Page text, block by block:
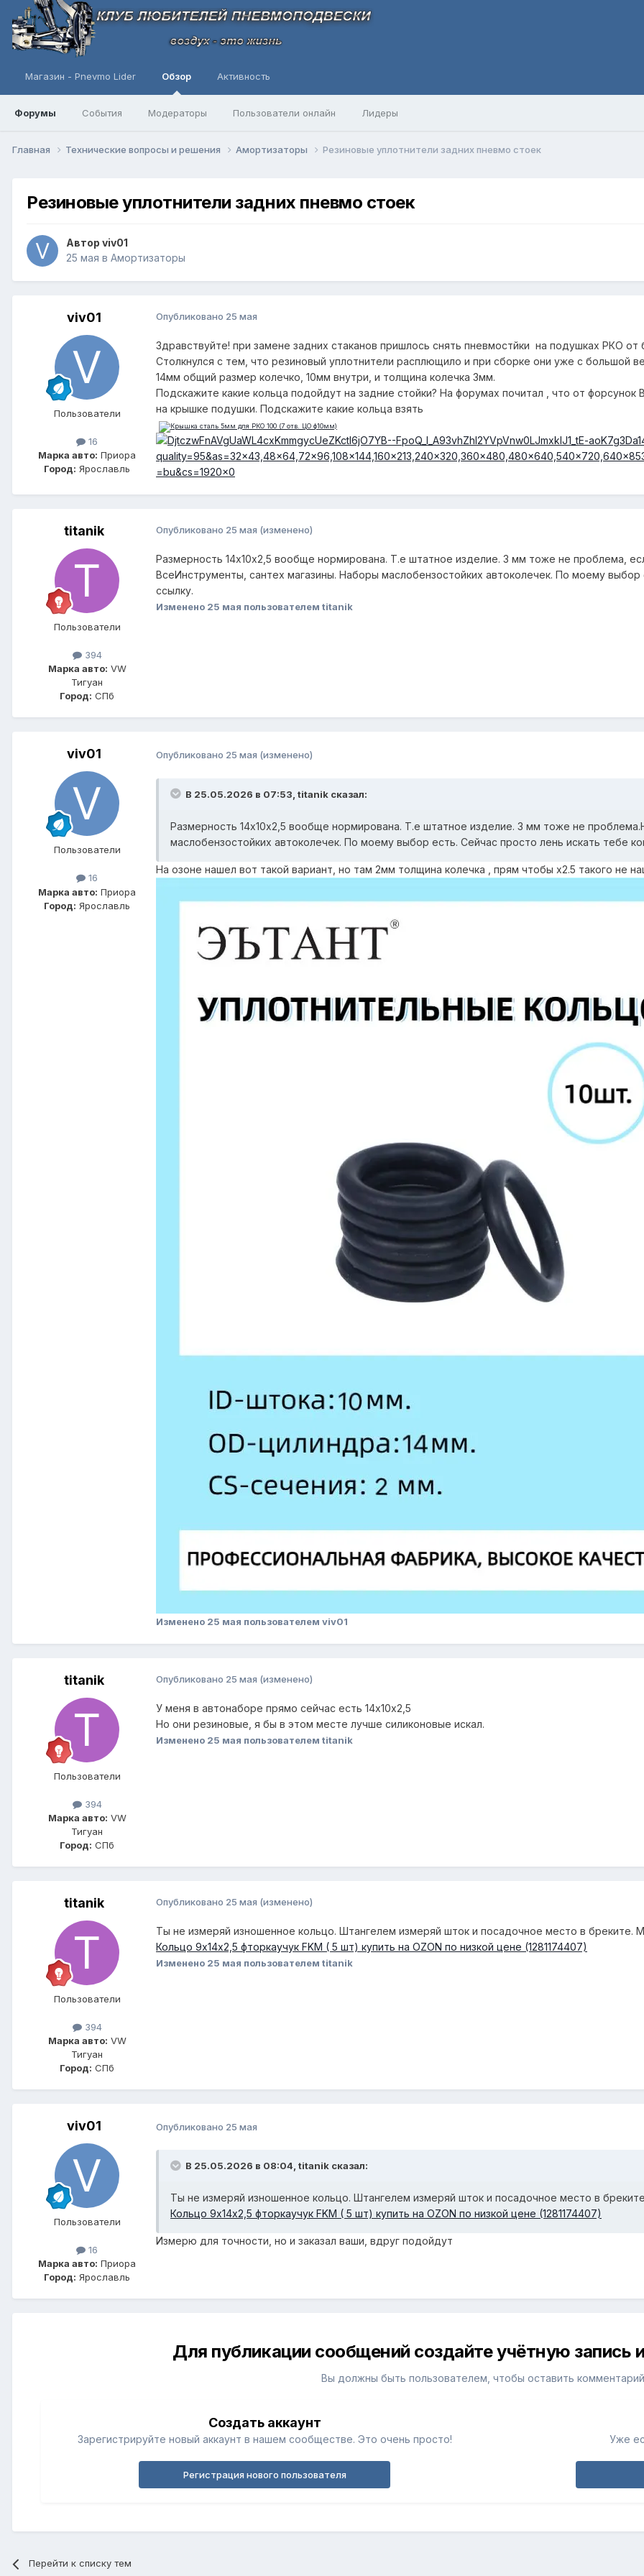
Магазин - Pnevmo Lider Обзор
Форумы События Модераторы Пользователи онлайн Лидеры
Активность
Главная Технические вопросы и решения Амортизаторы Резиновые уплотнители задних пневмо стоек
Резиновые уплотнители задних пневмо стоек
Автор viv01
25 мая в Амортизаторы
viv01
Пользователи
16
Марка авто: Приора
Город: Ярославль
Опубликовано 25 мая
Здравствуйте! при замене задних стаканов пришлось снять пневмостйки на подушках РКО от
Столкнулся с тем, что резиновый уплотнители расплющило и при сборке они уже с большой
14мм общий размер колечко, 10мм внутри, и толщина колечка 3мм.
Подскажите какие кольца подойдут на задние стойки? На форумах почитал , что от форсунок
на крышке подушки. Подскажите какие кольца взять
titanik
Пользователи
394
Марка авто: VW
Тигуан
Город: СПб
Опубликовано 25 мая (изменено)
Размерность 14х10х2,5 вообще нормирована. Т.е штатное изделие. 3 мм тоже не проблема,
ВсеИнструменты, сантех магазины. Наборы маслобензостойких автоколечек. По моему
ссылку.
Изменено 25 мая пользователем titanik
viv01
Пользователи
16
Марка авто: Приора
Город: Ярославль
Опубликовано 25 мая (изменено)
В 25.05.2026 в 07:53, titanik сказал:
Размерность 14х10х2,5 вообще нормирована. Т.е штатное изделие. 3 мм тоже не
маслобензостойких автоколечек. По моему выбор есть. Сейчас просто лень искать тебе
На озоне нашел вот такой вариант, но там 2мм толщина колечка , прям чтобы x2.5 такого не
Изменено 25 мая пользователем viv01
titanik
Пользователи
394
Марка авто: VW
Тигуан
Город: СПб
Опубликовано 25 мая (изменено)
У меня в автонаборе прямо сейчас есть 14х10х2,5
Но они резиновые, я бы в этом месте лучше силиконовые искал.
Изменено 25 мая пользователем titanik
titanik
Пользователи
394
Марка авто: VW
Тигуан
Город: СПб
Опубликовано 25 мая (изменено)
Ты не измеряй изношенное кольцо. Штангелем измеряй шток и посадочное место в бреките.
Кольцо 9х14х2,5 фторкаучук FKM ( 5 шт) купить на OZON по низкой цене (1281174407)
Изменено 25 мая пользователем titanik
viv01
Пользователи
16
Марка авто: Приора
Город: Ярославль
Опубликовано 25 мая
В 25.05.2026 в 08:04, titanik сказал:
Ты не измеряй изношенное кольцо. Штангелем измеряй шток и посадочное место в
Кольцо 9х14х2,5 фторкаучук FKM ( 5 шт) купить на OZON по низкой цене (1281174407)
Измерю для точности, но и заказал ваши, вдруг подойдут
Для публикации сообщений создайте учётную запись
Вы должны быть пользователем, чтобы оставить комментарий
Создать аккаунт
Зарегистрируйте новый аккаунт в нашем сообществе. Это очень просто!
Регистрация нового пользователя
Уже
Перейти к списку тем